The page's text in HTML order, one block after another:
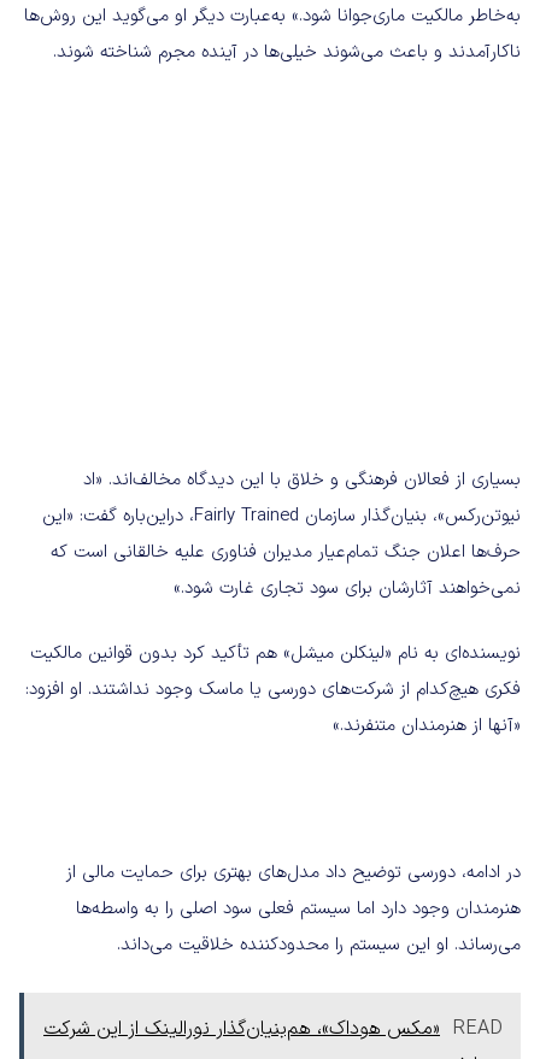
به‌خاطر مالکیت ماری‌جوانا شود.» به‌عبارت دیگر او می‌گوید این روش‌ها
ناکارآمدند و باعث می‌شوند خیلی‌ها در آینده مجرم شناخته شوند.
بسیاری از فعالان فرهنگی و خلاق با این دیدگاه مخالف‌اند. «اد
نیوتن‌رکس»، بنیان‌گذار سازمان Fairly Trained، دراین‌باره گفت:‌ «این
حرف‌ها اعلان جنگ تمام‌عیار مدیران فناوری علیه خالقانی است که
نمی‌خواهند آثارشان برای سود تجاری غارت شود.»
نویسنده‌ای به نام «لینکلن میشل» هم تأکید کرد بدون قوانین مالکیت
فکری هیچ‌کدام از شرکت‌های دورسی یا ماسک وجود نداشتند. او افزود:
«آنها از هنرمندان متنفرند.»
در ادامه، دورسی توضیح داد مدل‌های بهتری برای حمایت مالی از
هنرمندان وجود دارد اما سیستم فعلی سود اصلی را به واسطه‌ها
می‌رساند. او این سیستم را محدودکننده خلاقیت می‌داند.
READ «مکس هوداک»، هم‌بنیان‌گذار نورالینک از این شرکت